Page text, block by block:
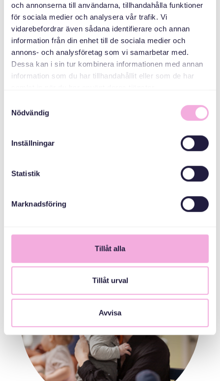
och annonserna till användarna, tillhandahålla funktioner
för sociala medier och analysera vår trafik. Vi
vidarebefordrar även sådana identifierare och annan
information från din enhet till de sociala medier och
annons- och analysföretag som vi samarbetar med.
Dessa kan i sin tur kombinera informationen med annan
information som du har tillhandahållit eller som de har
Nödvändig
Inställningar
Statistik
Marknadsföring
Tillåt alla
Tillåt urval
Avvisa